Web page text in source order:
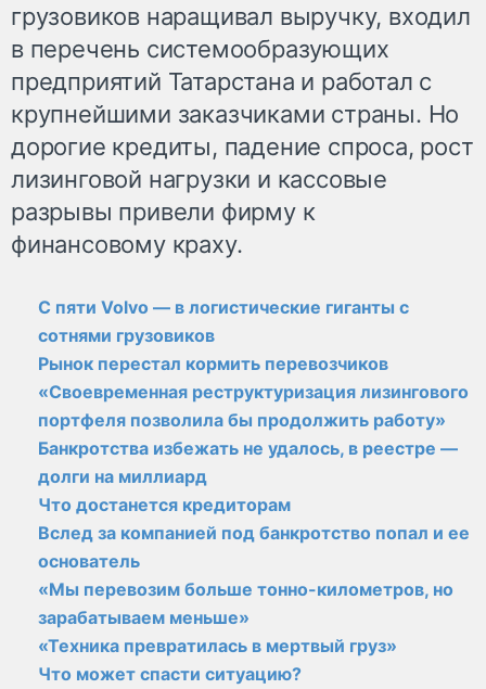
грузовиков наращивал выручку, входил
в перечень системообразующих
предприятий Татарстана и работал с
крупнейшими заказчиками страны. Но
дорогие кредиты, падение спроса, рост
лизинговой нагрузки и кассовые
разрывы привели фирму к
финансовому краху.
С пяти Volvo — в логистические гиганты с
сотнями грузовиков
Рынок перестал кормить перевозчиков
«Своевременная реструктуризация лизингового
портфеля позволила бы продолжить работу»
Банкротства избежать не удалось, в реестре —
долги на миллиард
Что достанется кредиторам
Вслед за компанией под банкротство попал и ее
основатель
«Мы перевозим больше тонно-километров, но
зарабатываем меньше»
«Техника превратилась в мертвый груз»
Что может спасти ситуацию?